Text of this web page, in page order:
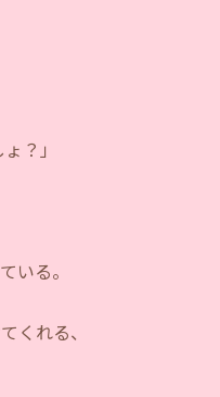
？」
いる。
くれる、